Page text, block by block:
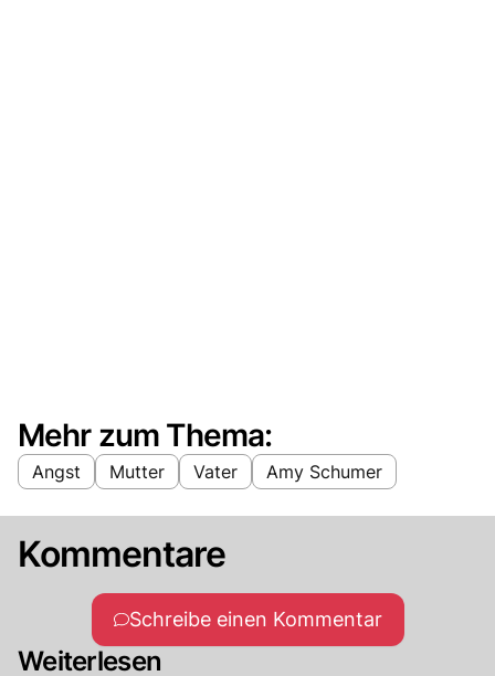
Mehr zum Thema:
Angst Mutter Vater Amy Schumer
Kommentare
Schreibe einen Kommentar
Weiterlesen